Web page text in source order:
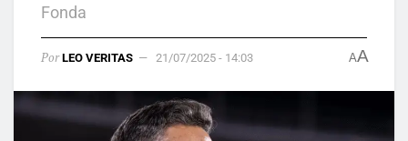
Fonda
Por LEO VERITAS 21/07/2025 - 14:03 AA